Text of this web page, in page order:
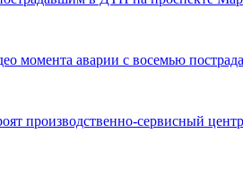
момента аварии с восемью
производственно-сервисный центр